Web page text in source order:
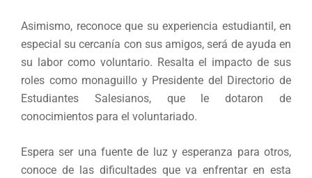
Asimismo, reconoce que su experiencia estudiantil, en
especial su cercanía con sus amigos, será de ayuda en
su labor como voluntario. Resalta el impacto de sus
roles como monaguillo y Presidente del Directorio de
Estudiantes Salesianos, que le dotaron de
conocimientos para el voluntariado.
Espera ser una fuente de luz y esperanza para otros,
conoce de las dificultades que va enfrentar en esta